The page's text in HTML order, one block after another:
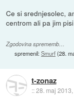
Ce si srednjesolec,
centrom ali pa jim
Zgodovina sprememb…
spremenil:Smurf(28.
t-zonaz
::28. maj